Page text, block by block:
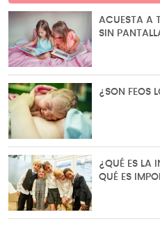
ACUESTA A
SIN
¿SON FEOS
¿QUÉ ES LA
QUÉ ES